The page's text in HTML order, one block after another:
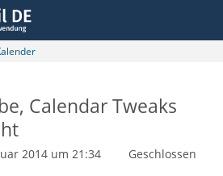
Calendar Tweaks
2014 um 21:34
Geschlossen